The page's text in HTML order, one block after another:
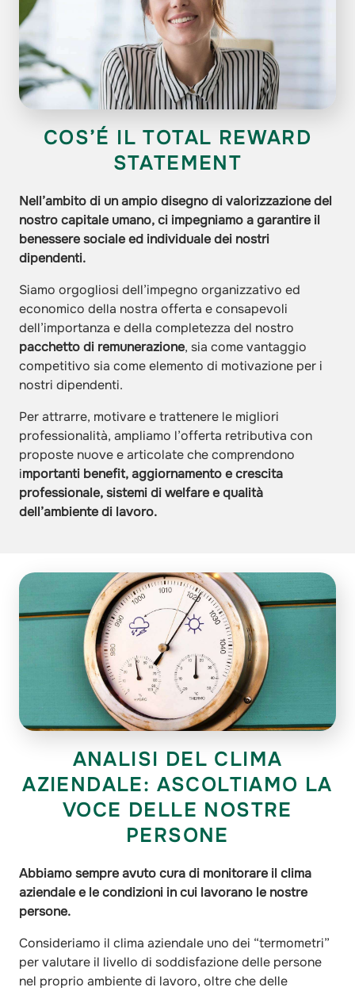
COS’É IL TOTAL REWARD
STATEMENT
Nell’ambito di un ampio disegno di valorizzazione del
nostro capitale umano, ci impegniamo a garantire il
benessere sociale ed individuale dei nostri
dipendenti.
Siamo orgogliosi dell’impegno organizzativo ed
economico della nostra offerta e consapevoli
dell’importanza e della completezza del nostro
pacchetto di remunerazione, sia come vantaggio
competitivo sia come elemento di motivazione per i
nostri dipendenti.
Per attrarre, motivare e trattenere le migliori
professionalità, ampliamo l’offerta retributiva con
proposte nuove e articolate che comprendono
importanti benefit, aggiornamento e crescita
professionale, sistemi di welfare e qualità
dell’ambiente di lavoro.
ANALISI DEL CLIMA
AZIENDALE: ASCOLTIAMO LA
VOCE DELLE NOSTRE
PERSONE
Abbiamo sempre avuto cura di monitorare il clima
aziendale e le condizioni in cui lavorano le nostre
persone.
Consideriamo il clima aziendale uno dei “termometri”
per valutare il livello di soddisfazione delle persone
nel proprio ambiente di lavoro, oltre che delle